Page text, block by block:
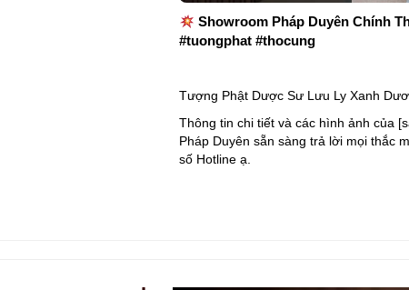
Showroom Pháp Duyên Chính
#tuongphat #thocung
Tượng Phật Dược Sư Lưu Ly Xanh
Thông tin chi tiết và các hình ảnh của
Pháp Duyên sẵn sàng trả lời mọi thắc
số Hotline ạ.